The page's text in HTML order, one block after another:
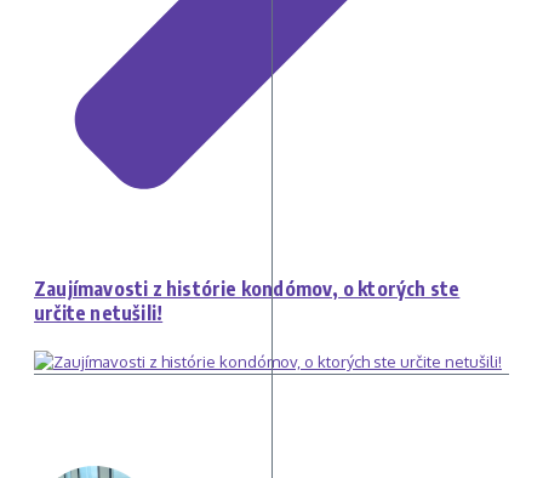
Zaujímavosti z histórie kondómov, o ktorých ste
určite netušili!